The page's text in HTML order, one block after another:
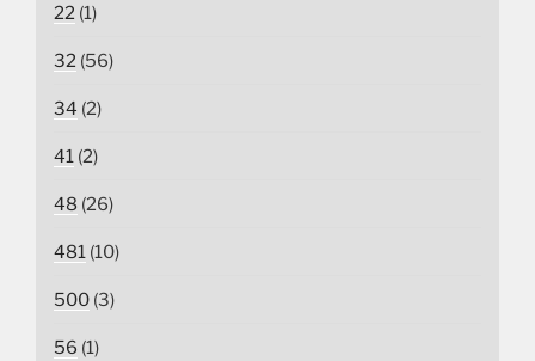
22 (1)
32 (56)
34 (2)
41 (2)
48 (26)
481 (10)
500 (3)
56 (1)